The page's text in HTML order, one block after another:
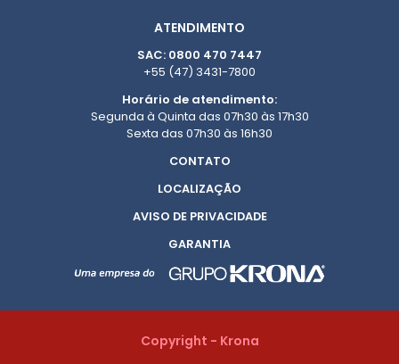
ATENDIMENTO
SAC: 0800 470 7447
+55 (47) 3431-7800
Horário de atendimento:
Segunda à Quinta das 07h30 às 17h30
Sexta das 07h30 às 16h30
CONTATO
LOCALIZAÇÃO
AVISO DE PRIVACIDADE
GARANTIA
Copyright - Krona